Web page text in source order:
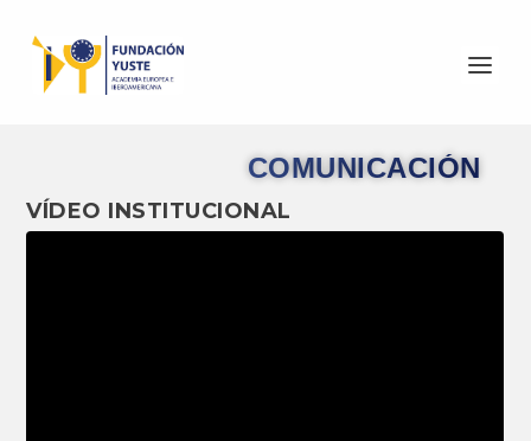
COMUNICACIÓN
VÍDEO INSTITUCIONAL